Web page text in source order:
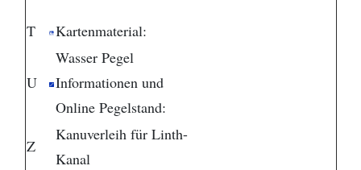
T Kartenmaterial:
U
Wasser Pegel
Informationen und
Online Pegelstand:
Z
Kanuverleih für Linth-
Kanal